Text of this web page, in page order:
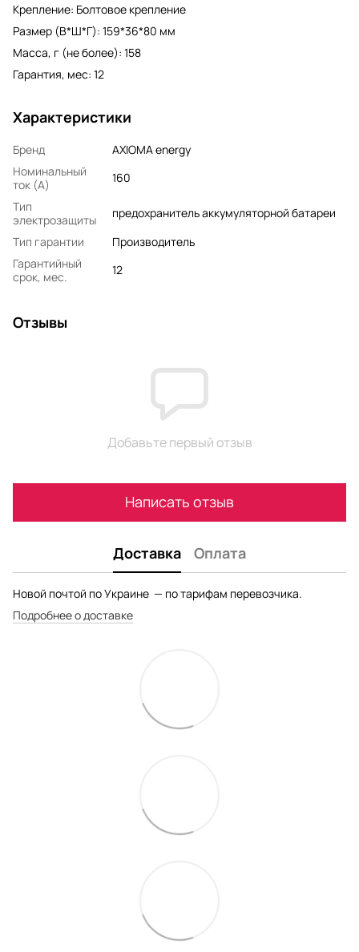
Крепление: Болтовое крепление
Размер (В*Ш*Г): 159*36*80 мм
Масса, г (не более): 158
Гарантия, мес: 12
Характеристики
Бренд
AXIOMA energy
Номинальный
ток (A)
160
Тип
электрозащиты
предохранитель аккумуляторной батареи
Тип гарантии
Производитель
Гарантийный
срок, мес.
12
Отзывы
Добавьте первый отзыв
Написать отзыв
Доставка Оплата
Новой почтой по Украине — по тарифам перевозчика.
Подробнее о доставке